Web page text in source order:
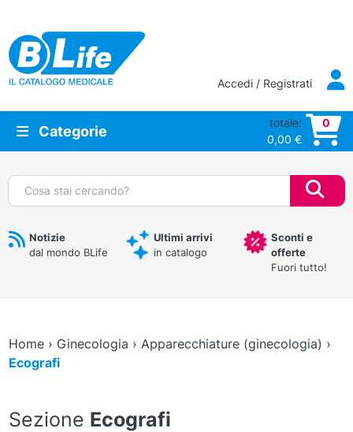
Vai al contenuto principale
Accedi / Registrati
Categorie
totale:
0,00 €
0
Cerca:
Notizie
dal mondo BLife
Ultimi arrivi
in catalogo
Sconti e
offerte
Fuori tutto!
Home› Ginecologia › Apparecchiature (ginecologia) ›
Ecografi
Sezione Ecografi